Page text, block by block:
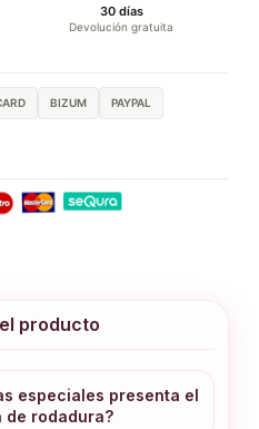
30 días
Devolución gratuita
BIZUM PAYPAL
producto
especiales presenta el
de rodadura?